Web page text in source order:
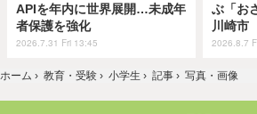
APIを年内に世界展開…未成年
者保護を強化
2026.7.31 Fri 13:45
ぶ「お
川崎市
2026.8.7
ホーム › 教育・受験 › 小学生 › 記事 › 写真・画像